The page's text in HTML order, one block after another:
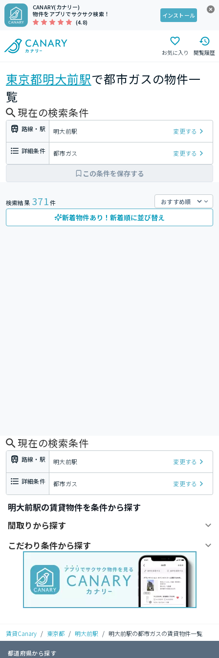
CANARY(カナリー)
物件をアプリでサクサク検索！
(4.8)
インストール
お気に入り 閲覧履歴
東京都明大前駅で都市ガスの物件一
覧
現在の検索条件
路線・駅 明大前駅 変更する
詳細条件 都市ガス 変更する
この条件を保存する
検索結果 371件
新着物件あり！新着順に並び替え
現在の検索条件
路線・駅 明大前駅 変更する
詳細条件 都市ガス 変更する
明大前駅の賃貸物件を条件から探す
間取りから探す
こだわり条件から探す
賃貸Canary / 東京都 / 明大前駅 / 明大前駅の都市ガスの賃貸物件一覧
都道府県から探す